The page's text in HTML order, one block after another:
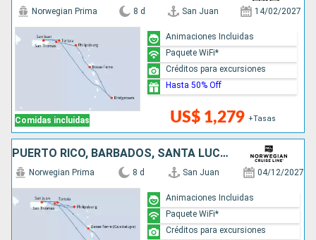
Comidas incluidas
Norwegian Prima 8 d San Juan 14/02/2027
US$ 1,279 +Tasas
Animaciones Incluidas
Paquete WiFi*
Créditos para excursiones
Hasta 50% Off
PUERTO RICO, BARBADOS, SANTA LUCIA, SAN MARTÍN
Norwegian Prima 8 d San Juan 04/12/2027
Animaciones Incluidas
Paquete WiFi*
Créditos para excursiones